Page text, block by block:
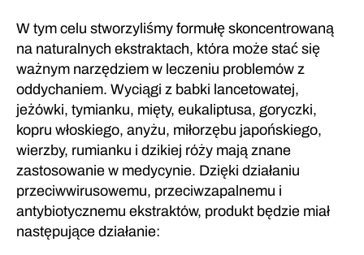
W tym celu stworzyliśmy formułę skoncentrowaną
na naturalnych ekstraktach, która może stać się
ważnym narzędziem w leczeniu problemów z
oddychaniem. Wyciągi z babki lancetowatej,
jeżówki, tymianku, mięty, eukaliptusa, goryczki,
kopru włoskiego, anyżu, miłorzębu japońskiego,
wierzby, rumianku i dzikiej róży mają znane
zastosowanie w medycynie. Dzięki działaniu
przeciwwirusowemu, przeciwzapalnemu i
antybiotycznemu ekstraktów, produkt będzie miał
następujące działanie: